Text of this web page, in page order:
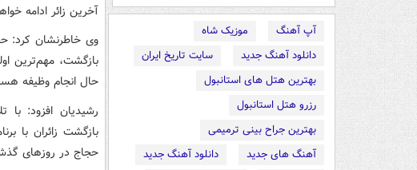
آپ آهنگ
موزیک شاه
دانلود آهنگ جدید
سایت تاریخ ایران
بهترین هتل های استانبول
رزرو هتل استانبول
بهترین جراح بینی ترمیمی
آهنگ های جدید
دانلود آهنگ جدید
آخرین زائر ادامه
وی خاطرنشان کرد:
بازگشت، مهم‌ترین
حال انجام وظیفه
رشیدیان افزود:
بازگشت زائران با
حجاج در روزهای